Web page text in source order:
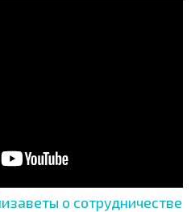
о сотрудничестве